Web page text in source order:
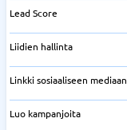
Lead Score
Liidien hallinta
Linkki sosiaaliseen mediaan
Luo kampanjoita